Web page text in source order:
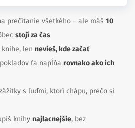
prečítanie všetkého – ale máš 10
stojí za čas
len nevieš, kde začať
ťa napĺňa rovnako ako ich
s ľuďmi, ktorí chápu, prečo si
knihy najlacnejšie, bez